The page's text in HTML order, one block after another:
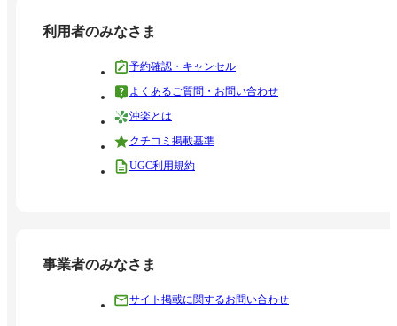
利用者のみなさま
予約確認・キャンセル
よくあるご質問・お問い合わせ
沖楽とは
クチコミ掲載基準
UGC利用規約
事業者のみなさま
サイト掲載に関するお問い合わせ